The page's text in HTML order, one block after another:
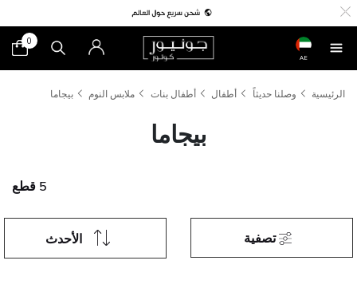
AE
0
الرئيسية وصلنا حديثاً أطفال أطفال بنات ملابس النوم بيجاما
بيجاما
5 قطع
الأحدث تصفية